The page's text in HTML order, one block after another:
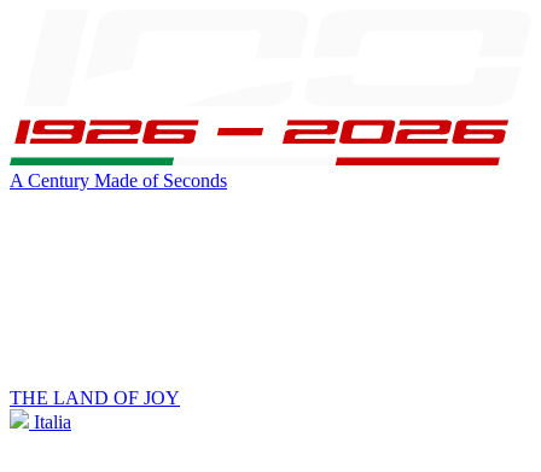
A Century Made of Seconds
THE LAND OF JOY
Italia